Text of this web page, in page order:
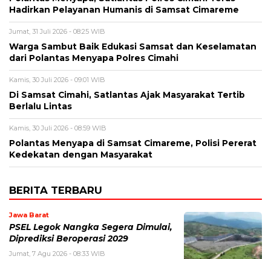
Hadirkan Pelayanan Humanis di Samsat Cimareme
Jumat, 31 Juli 2026 - 08:25 WIB
Warga Sambut Baik Edukasi Samsat dan Keselamatan
dari Polantas Menyapa Polres Cimahi
Kamis, 30 Juli 2026 - 09:01 WIB
Di Samsat Cimahi, Satlantas Ajak Masyarakat Tertib
Berlalu Lintas
Kamis, 30 Juli 2026 - 08:59 WIB
Polantas Menyapa di Samsat Cimareme, Polisi Pererat
Kedekatan dengan Masyarakat
BERITA TERBARU
Jawa Barat
PSEL Legok Nangka Segera Dimulai,
Diprediksi Beroperasi 2029
Jumat, 7 Agu 2026 - 08:33 WIB